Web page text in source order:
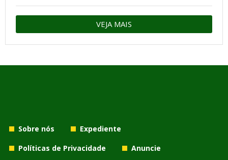
VEJA MAIS
Sobre nós
Expediente
Políticas de Privacidade
Anuncie